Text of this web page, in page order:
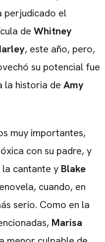
perjudicado el
de Whitney
, este año, pero,
su potencial fue
la historia de Amy
muy importantes,
con su padre, y
cantante y Blake
cuando, en
serio. Como en la
Marisa